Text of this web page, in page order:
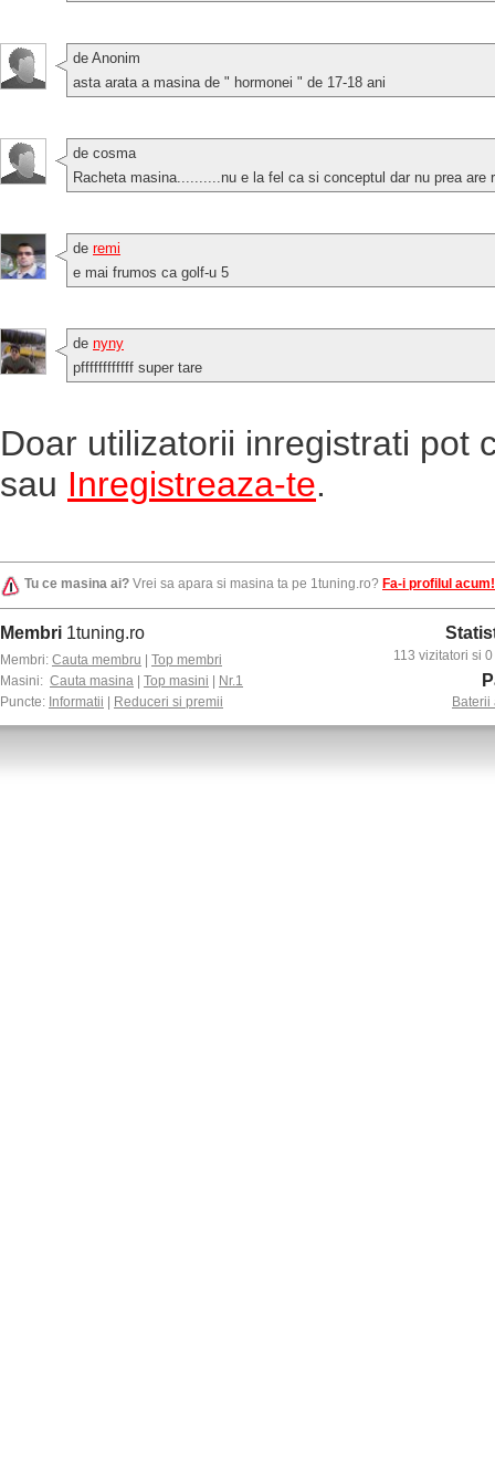
de Anonim
asta arata a masina de " hormonei " de 17-18 ani
de cosma
Racheta masina..........nu e la fel ca si conceptul dar nu prea are
de remi
e mai frumos ca golf-u 5
de nyny
pffffffffffff super tare
Doar utilizatorii inregistrati pot
sau Inregistreaza-te.
Tu ce masina ai? Vrei sa apara si masina ta pe 1tuning.ro? Fa-i profilul acum!
Membri 1tuning.ro
Membri: Cauta membru
Top membri
Masini: Cauta masina Top masini
Nr.1
Puncte: Informatii Reduceri si premii
113 vizitatori si